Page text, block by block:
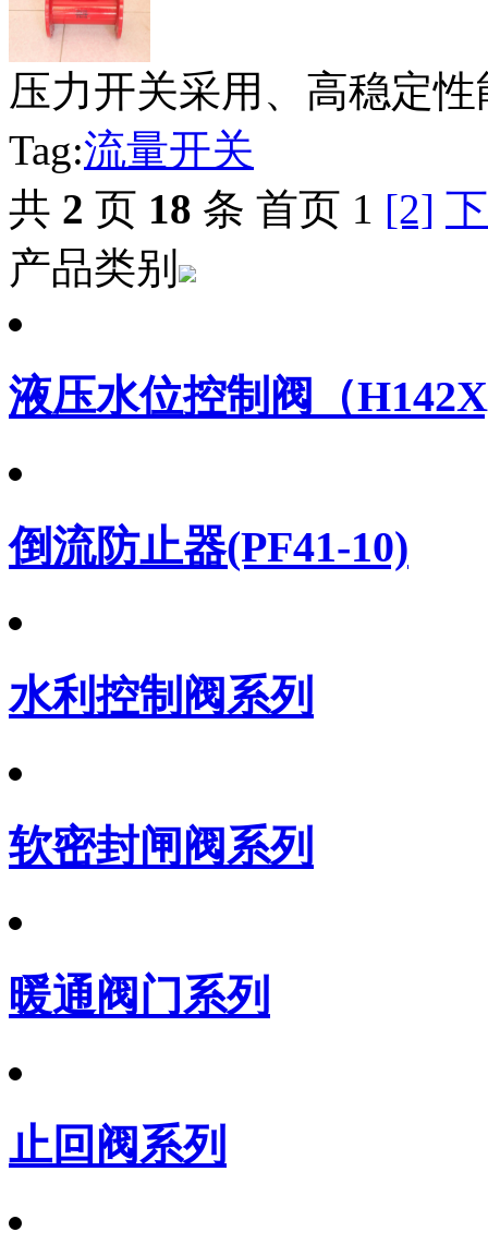
压力开关采用、高稳定
Tag:流量开关
共 2 页 18 条 首页 1 [2]
产品类别
液压水位控制阀（
倒流防止器(PF41-10)
水利控制阀系列
软密封闸阀系列
暖通阀门系列
止回阀系列